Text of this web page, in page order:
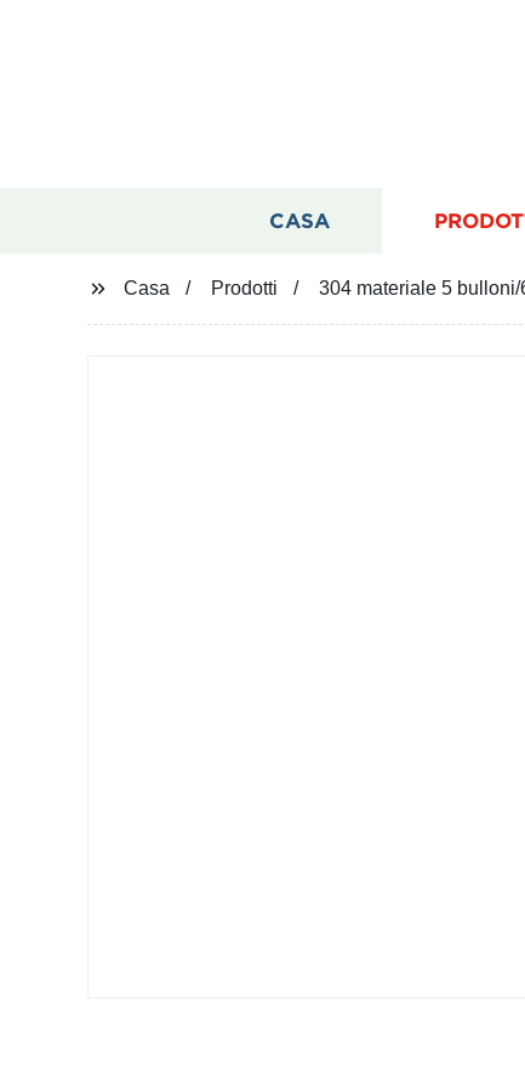
CASA
Casa Prodotti 304 materiale 5